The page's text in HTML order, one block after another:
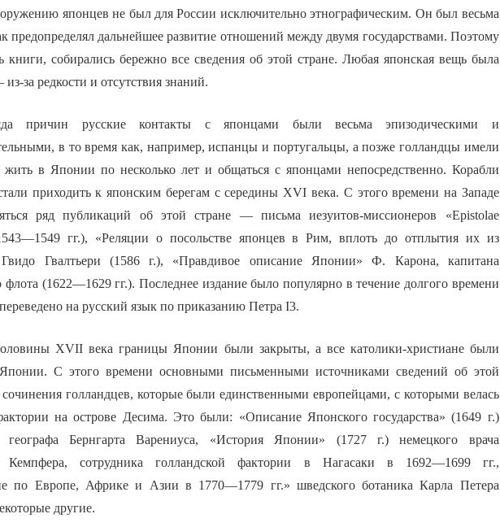
японцев не был для России исключительно этнографическим. Он был весьма
предопределял дальнейшее развитие отношений между двумя государствами. Поэтому
книги, собирались бережно все сведения об этой стране. Любая японская вещь была
за редкости и отсутствия знаний.
причин русские контакты с японцами были весьма эпизодическими и
в то время как, например, испанцы и португальцы, а позже голландцы имели
жить в Японии по несколько лет и общаться с японцами непосредственно. Корабли
приходить к японским берегам с середины XVI века. С этого времени на Западе
ряд публикаций об этой стране — письма иезуитов-миссионеров «Epistolae
гг.), «Реляции о посольстве японцев в Рим, вплоть до отплытия их из
Гвидо Гвалтьери (1586 г.), «Правдивое описание Японии» Ф. Карона, капитана
флота (1622—1629 гг.). Последнее издание было популярно в течение долгого времени
на русский язык по приказанию Петра I3.
XVII века границы Японии были закрыты, а все католики-христиане были
С этого времени основными письменными источниками сведений об этой
сочинения голландцев, которые были единственными европейцами, с которыми велась
на острове Десима. Это были: «Описание Японского государства» (1649 г.)
географа Бернгарта Варениуса, «История Японии» (1727 г.) немецкого врача
Кемпфера, сотрудника голландской фактории в Нагасаки в 1692—1699 гг.,
по Европе, Африке и Азии в 1770—1779 гг.» шведского ботаника Карла Петера
другие.